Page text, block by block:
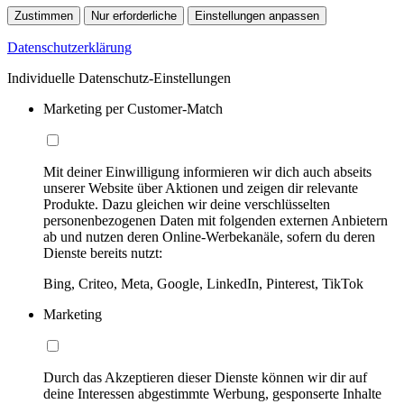
Zustimmen Nur erforderliche Einstellungen anpassen
Datenschutzerklärung
Individuelle Datenschutz-Einstellungen
Marketing per Customer-Match
Mit deiner Einwilligung informieren wir dich auch abseits
unserer Website über Aktionen und zeigen dir relevante
Produkte. Dazu gleichen wir deine verschlüsselten
personenbezogenen Daten mit folgenden externen Anbietern
ab und nutzen deren Online-Werbekanäle, sofern du deren
Dienste bereits nutzt:
Bing, Criteo, Meta, Google, LinkedIn, Pinterest, TikTok
Marketing
Durch das Akzeptieren dieser Dienste können wir dir auf
deine Interessen abgestimmte Werbung, gesponserte Inhalte